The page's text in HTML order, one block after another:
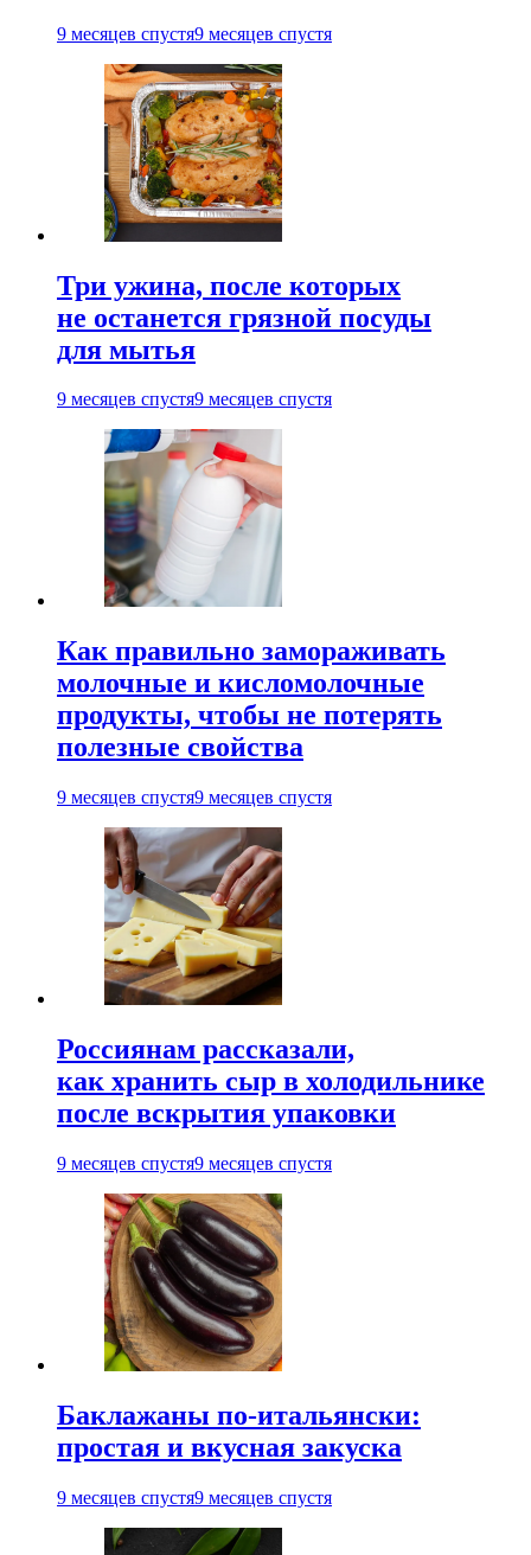
9 месяцев спустя9 месяцев спустя
Три ужина, после которых
не останется грязной посуды
для мытья
9 месяцев спустя9 месяцев спустя
Как правильно замораживать
молочные и кисломолочные
продукты, чтобы не потерять
полезные свойства
9 месяцев спустя9 месяцев спустя
Россиянам рассказали,
как хранить сыр в холодильнике
после вскрытия упаковки
9 месяцев спустя9 месяцев спустя
Баклажаны по-итальянски:
простая и вкусная закуска
9 месяцев спустя9 месяцев спустя